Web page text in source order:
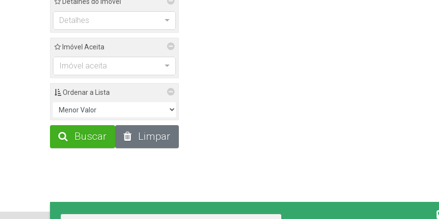
Rio do Oeste (2)
Agrolândia (1)
Centro (1)
Blumenau (1)
Vila Nova (1)
Camboriú (1)
Tabuleiro (1)
Indaial (1)
Detalhes do Imóvel
Detalhes
Imóvel Aceita
Imóvel aceita
Ordenar a Lista
Buscar Limpar